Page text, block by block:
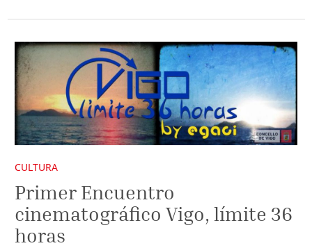
CULTURA
Primer Encuentro
cinematográfico Vigo, límite 36
horas